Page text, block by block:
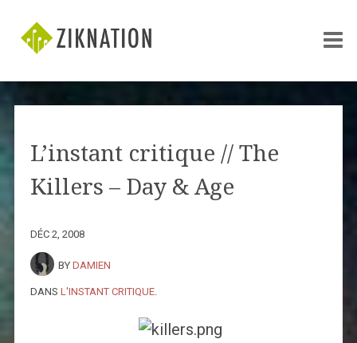
L’instant critique // The
Killers – Day & Age
DÉC 2, 2008
BY DAMIEN
DANS L'INSTANT CRITIQUE.